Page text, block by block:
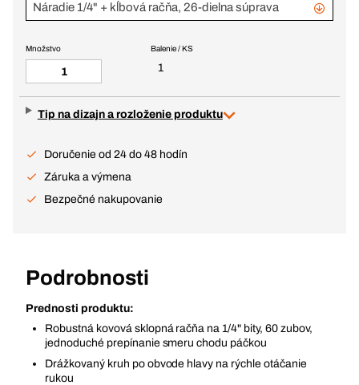
Náradie 1/4" + kĺbová račňa, 26-dielna súprava
Balenie / KS
1
Množstvo
Tip na dizajn a rozloženie produktu
Doručenie od 24 do 48 hodín
Záruka a výmena
Bezpečné nakupovanie
Podrobnosti
Prednosti produktu:
Robustná kovová sklopná račňa na 1/4" bity, 60 zubov,
jednoduché prepínanie smeru chodu páčkou
Drážkovaný kruh po obvode hlavy na rýchle otáčanie
rukou